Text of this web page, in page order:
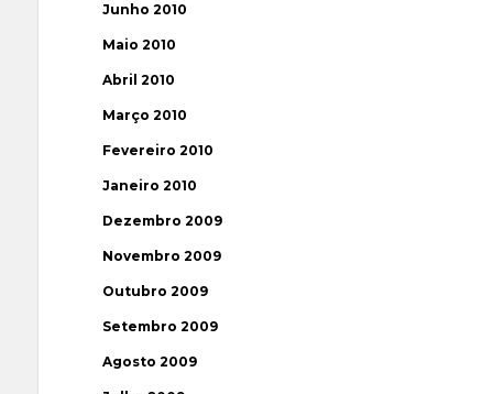
Junho 2010
Maio 2010
Abril 2010
Março 2010
Fevereiro 2010
Janeiro 2010
Dezembro 2009
Novembro 2009
Outubro 2009
Setembro 2009
Agosto 2009